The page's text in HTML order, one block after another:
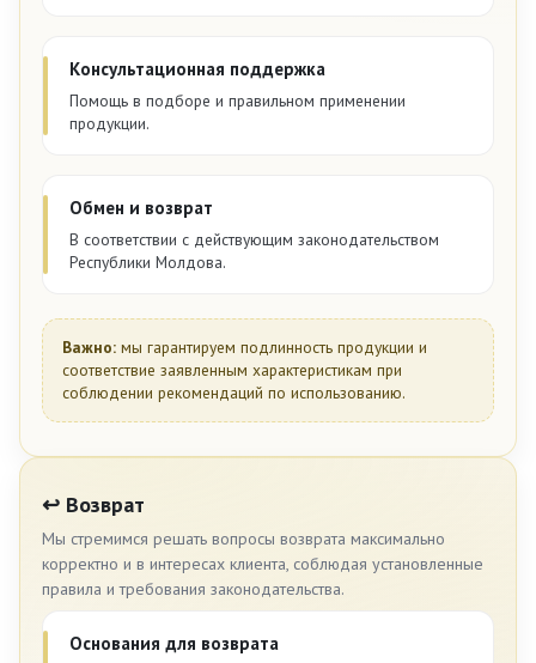
Консультационная поддержка
Помощь в подборе и правильном применении
продукции.
Обмен и возврат
В соответствии с действующим законодательством
Республики Молдова.
Важно: мы гарантируем подлинность продукции и
соответствие заявленным характеристикам при
соблюдении рекомендаций по использованию.
↩️ Возврат
Мы стремимся решать вопросы возврата максимально
корректно и в интересах клиента, соблюдая установленные
правила и требования законодательства.
Основания для возврата